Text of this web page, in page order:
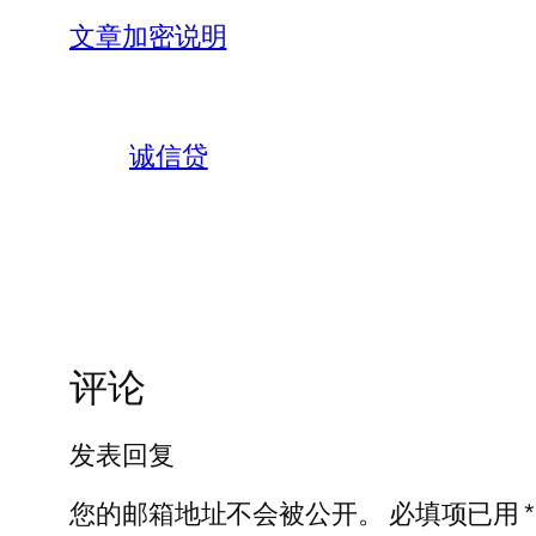
文章加密说明
诚信贷
评论
发表回复
您的邮箱地址不会被公开。
必填项已用*